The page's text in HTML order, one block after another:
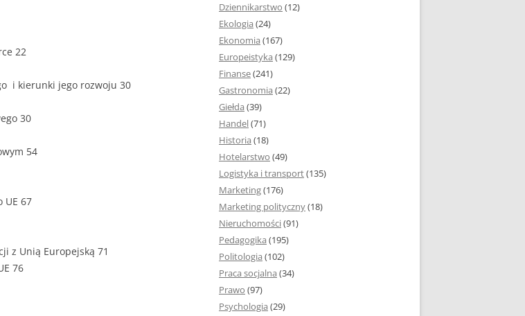
ESTETYKA PRACY DYPLOMOWEJ –
WYRÓŻNIENIA, NUMEROWANIE
CZCIONKA, MARGINESY I
WIELKOŚĆ STRON
STRUKTURA AKAPITU W PRACY
DYPLOMOWEJ
STYL PRACY DYPLOMOWEJ
SPIS TREŚCI W PRACY
DYPLOMOWEJ
WSTĘP PRACY DYPLOMOWEJ
ROZDZIAŁY I PODROZDZIAŁY
22
i kierunki jego rozwoju 30
30
54
UE 67
z Unią Europejską 71
76
Dziennikarstwo (12)
Ekologia (24)
Ekonomia (167)
Europeistyka (129)
Finanse(241)
Gastronomia (22)
Giełda (39)
Handel(71)
Historia (18)
Hotelarstwo (49)
Logistyka i transport(135)
Marketing(176)
Marketing polityczny(18)
Nieruchomości(91)
Pedagogika (195)
Politologia (102)
Praca socjalna (34)
Prawo (97)
Psychologia (29)